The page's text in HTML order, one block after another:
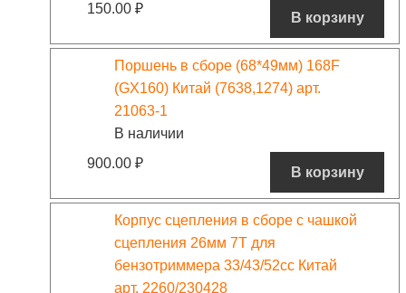
150.00 ₽
В корзину
Поршень в сборе (68*49мм) 168F
(GX160) Китай (7638,1274) арт.
21063-1
В наличии
900.00 ₽
В корзину
Корпус сцепления в сборе с чашкой
сцепления 26мм 7T для
бензотриммера 33/43/52сс Китай
арт. 2260/230428